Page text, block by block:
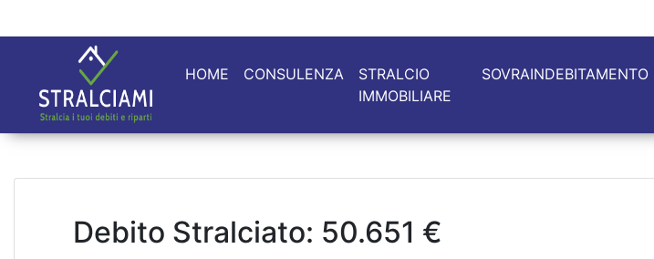
HOME CONSULENZA
STRALCIO
IMMOBILIARE
SOVRAINDEBITAMENTO
Debito Stralciato: 50.651 €